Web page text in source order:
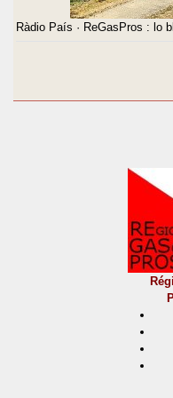
Ràdio País · ReGasPros : lo